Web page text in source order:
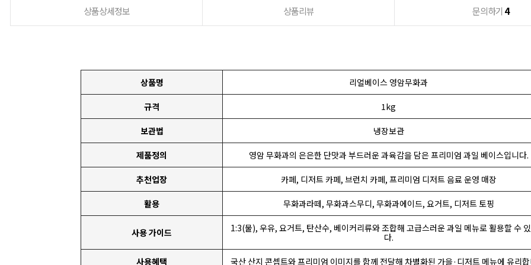
상품상세정보 상품리뷰 문의하기 4
상품명 리얼베이스 영암무화과
규격 1kg
보관법 냉장보관
제품정의 영암 무화과의 은은한 단맛과 부드러운 과육감을 담은 프리미엄 과일 베이스입니다.
추천업장 카페, 디저트 카페, 브런치 카페, 프리미엄 디저트 음료 운영 매장
활용 무화과라떼, 무화과스무디, 무화과에이드, 요거트, 디저트 토핑
사용 가이드
1:3(물), 우유, 요거트, 탄산수, 베이커리류와 조합해 고급스러운 과일 메뉴로 활용할 수
다.
사용혜택 국산 산지 콘셉트와 프리미엄 이미지를 함께 전달해 차별화된 가을·디저트 메뉴에 유리